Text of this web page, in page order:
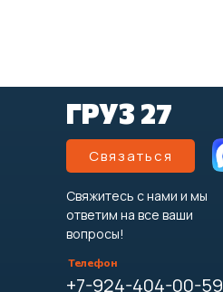
Телефон
+7-924-404-00-59
Связаться
Свяжитесь с нами и мы
ответим на все ваши
вопросы!
ГРУЗ 27